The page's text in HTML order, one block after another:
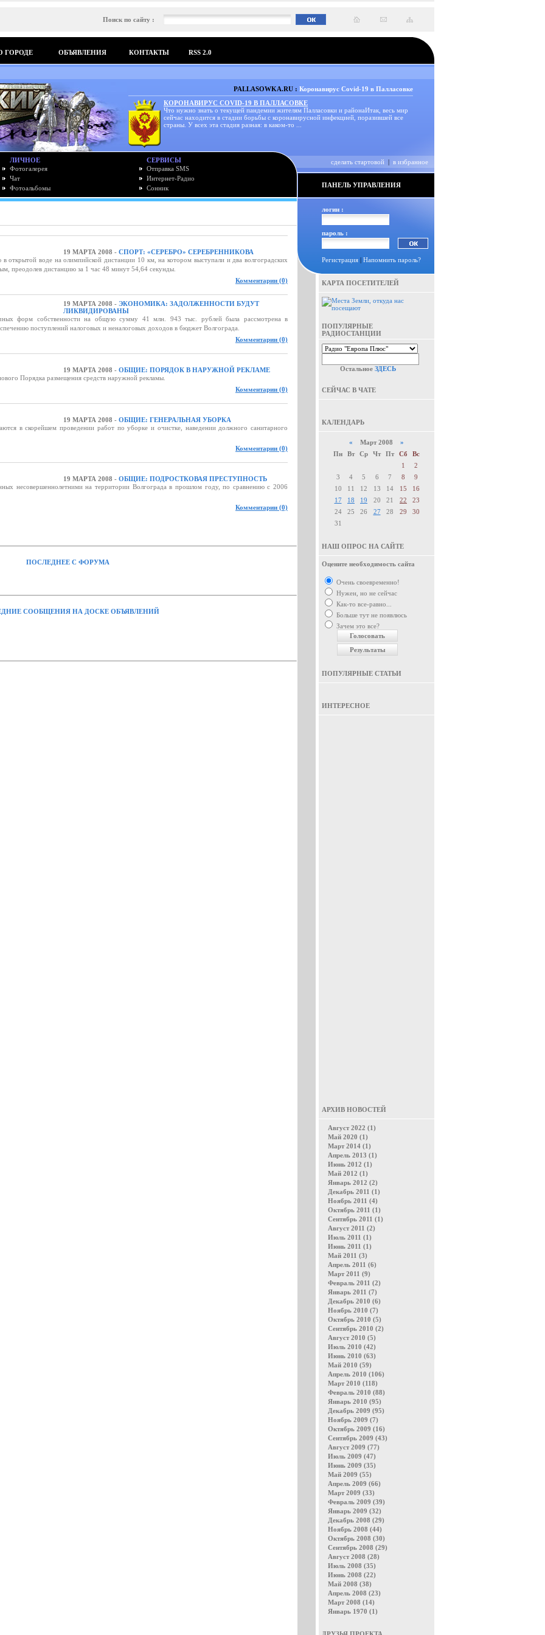
Поиск по сайту :
ГОРОДЕ ОБЪЯВЛЕНИЯ КОНТАКТЫ RSS 2.0
PALLASOWKA.RU : Коронавирус Covid-19 в Палласовке
КОРОНАВИРУС COVID-19 В ПАЛЛАСОВКЕ
Что нужно знать о текущей пандемии жителям Палласовки и районаИтак, весь мир
сейчас находится в стадии борьбы с коронавирусной инфекцией, поразившей все
страны. У всех эта стадия разная: в каком-то ...
ЛИЧНОЕ
Фотогалерея
Чат
Фотоальбомы
СЕРВИСЫ
Отправка SMS
Интернет-Радио
Сонник
сделать стартовой | в избранное
ПАНЕЛЬ УПРАВЛЕНИЯ
19 МАРТА 2008 - СПОРТ: «СЕРЕБРО» СЕРЕБРЕННИКОВА
воде на олимпийской дистанции 10 км, на котором выступали и два волгоградских
преодолев дистанцию за 1 час 48 минут 54,64 секунды.
Комментарии (0)
19 МАРТА 2008 - ЭКОНОМИКА: ЗАДОЛЖЕННОСТИ БУДУТ
ЛИКВИДИРОВАНЫ
форм собственности на общую сумму 41 млн. 943 тыс. рублей была рассмотрена в
поступлений налоговых и неналоговых доходов в бюджет Волгограда.
Комментарии (0)
19 МАРТА 2008 - ОБЩИЕ: ПОРЯДОК В НАРУЖНОЙ РЕКЛАМЕ
Порядка размещения средств наружной рекламы.
Комментарии (0)
19 МАРТА 2008 - ОБЩИЕ: ГЕНЕРАЛЬНАЯ УБОРКА
в скорейшем проведении работ по уборке и очистке, наведении должного санитарного
Комментарии (0)
19 МАРТА 2008 - ОБЩИЕ: ПОДРОСТКОВАЯ ПРЕСТУПНОСТЬ
несовершеннолетними на территории Волгограда в прошлом году, по сравнению с 2006
Комментарии (0)
ПОСЛЕДНЕЕ С ФОРУМА
СООБЩЕНИЯ НА ДОСКЕ ОБЪЯВЛЕНИЙ
логин :
пароль :
Регистрация | Напомнить пароль?
КАРТА ПОСЕТИТЕЛЕЙ
ПОПУЛЯРНЫЕ
РАДИОСТАНЦИИ
Остальное ЗДЕСЬ
СЕЙЧАС В ЧАТЕ
КАЛЕНДАРЬ
« Март 2008 »
Пн
Вт Ср Чт Пт Сб
Вс
1
2
3
4 5 6 7 8
9
10
11 12 13 14 15
16
17
18 19 20 21 22
23
24
25 26 27 28 29
30
31
НАШ ОПРОС НА САЙТЕ
Оцените необходимость сайта
Очень своевременно!
Нужен, но не сейчас
Как-то все-равно...
Больше тут не появлюсь
Зачем это все?
ПОПУЛЯРНЫЕ СТАТЬИ
ИНТЕРЕСНОЕ
АРХИВ НОВОСТЕЙ
Август 2022 (1)
Май 2020 (1)
Март 2014 (1)
Апрель 2013 (1)
Июнь 2012 (1)
Май 2012 (1)
Январь 2012 (2)
Декабрь 2011 (1)
Ноябрь 2011 (4)
Октябрь 2011 (1)
Сентябрь 2011 (1)
Август 2011 (2)
Июль 2011 (1)
Июнь 2011 (1)
Май 2011 (3)
Апрель 2011 (6)
Март 2011 (9)
Февраль 2011 (2)
Январь 2011 (7)
Декабрь 2010 (6)
Ноябрь 2010 (7)
Октябрь 2010 (5)
Сентябрь 2010 (2)
Август 2010 (5)
Июль 2010 (42)
Июнь 2010 (63)
Май 2010 (59)
Апрель 2010 (106)
Март 2010 (118)
Февраль 2010 (88)
Январь 2010 (95)
Декабрь 2009 (95)
Ноябрь 2009 (7)
Октябрь 2009 (16)
Сентябрь 2009 (43)
Август 2009 (77)
Июль 2009 (47)
Июнь 2009 (35)
Май 2009 (55)
Апрель 2009 (66)
Март 2009 (33)
Февраль 2009 (39)
Январь 2009 (32)
Декабрь 2008 (29)
Ноябрь 2008 (44)
Октябрь 2008 (30)
Сентябрь 2008 (29)
Август 2008 (28)
Июль 2008 (35)
Июнь 2008 (22)
Май 2008 (38)
Апрель 2008 (23)
Март 2008 (14)
Январь 1970 (1)